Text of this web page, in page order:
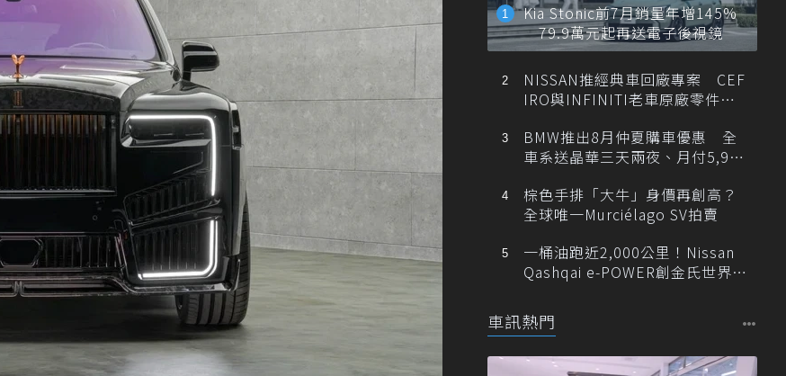
Kia Stonic前7月銷量年增145%
79.9萬元起再送電子後視鏡
NISSAN推經典車回廠專案 CEF
IRO與INFINITI老車原廠零件最
BMW推出8月仲夏購車優惠 全
車系送晶華三天兩夜、月付5,900
棕色手排「大牛」身價再創高？
全球唯一Murciélago SV拍賣
一桶油跑近2,000公里！Nissan
Qashqai e-POWER創金氏世界紀
車訊熱門